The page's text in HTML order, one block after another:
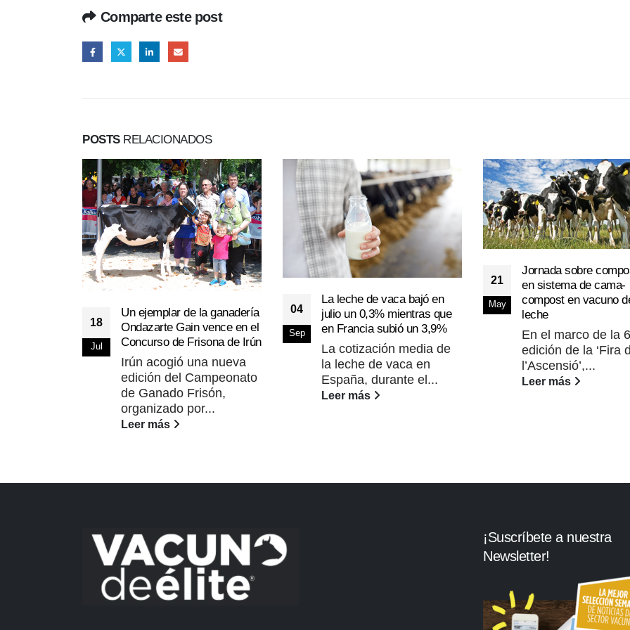
Comparte este post
POSTSRELACIONADOS
18
Jul
Un ejemplar de la ganadería
Ondazarte Gain vence en el
Concurso de Frisona de Irún
Irún acogió una nueva
edición del Campeonato
de Ganado Frisón,
organizado por...
Leer más
04
Sep
La leche de vaca bajó en
julio un 0,3% mientras que
en Francia subió un 3,9%
La cotización media de
la leche de vaca en
España, durante el...
Leer más
21
May
Jornada sobre
en sistema de cama-
compost en vacuno
leche
En el marco de la
edición de la ‘Fira
l’Ascensió’,...
Leer más
¡Suscríbete a nuestra
Newsletter!